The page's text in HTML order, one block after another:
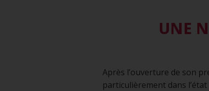
UNE
Après l’ouverture de son
particulièrement dans